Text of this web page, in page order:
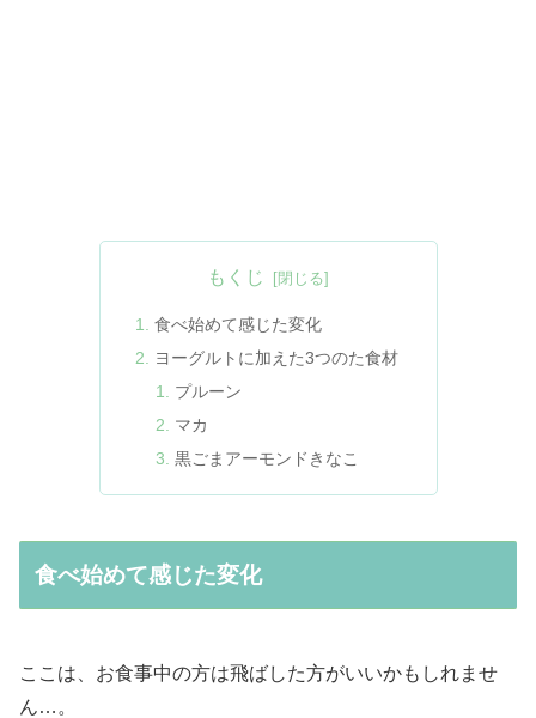
もくじ
食べ始めて感じた変化
ヨーグルトに加えた3つのた食材
プルーン
マカ
黒ごまアーモンドきなこ
食べ始めて感じた変化
ここは、お食事中の方は飛ばした方がいいかもしれませ
ん…。